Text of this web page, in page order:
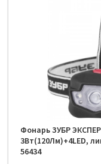
Фонарь ЗУБР
3Вт(120Лм)+4LED,
56434